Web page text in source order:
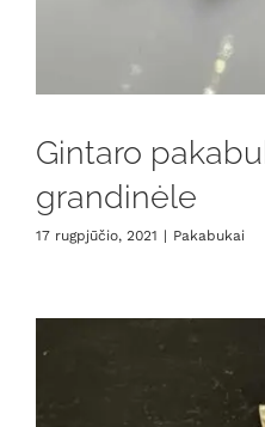
Gintaro
grandinėle
17 rugpjūčio, 2021 | Pakabukai